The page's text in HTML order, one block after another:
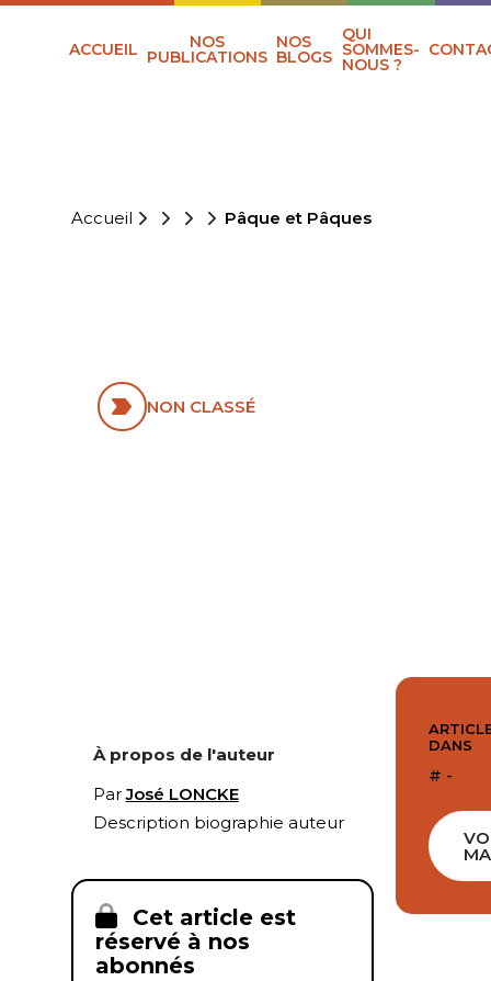
ACCUEIL NOS
PUBLICATIONS
NOS
BLOGS
QUI
SOMMES-
NOUS ?
Accueil Pâque et Pâques
NON CLASSÉ
À propos de l'auteur
ParJosé LONCKE
Description biographie auteur
Cet article est
réservé à nos
abonnés
DANS
# -